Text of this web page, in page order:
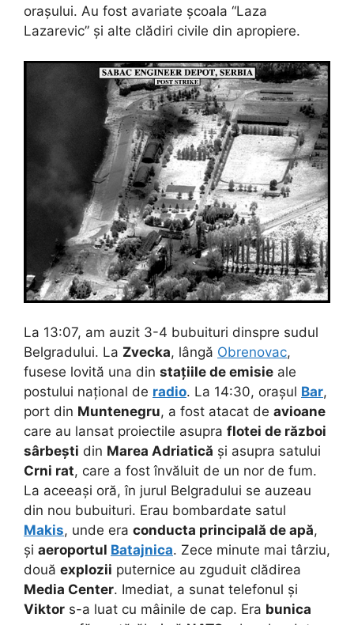
orașului. Au fost avariate școala “Laza
Lazarevic” și alte clădiri civile din apropiere.
La 13:07, am auzit 3-4 bubuituri dinspre sudul
Belgradului. La Zvecka, lângă Obrenovac,
fusese lovită una din stațiile de emisie ale
postului național de radio. La 14:30, orașul Bar,
port din Muntenegru, a fost atacat de avioane
care au lansat proiectile asupra flotei de război
sârbești din Marea Adriatică și asupra satului
Crni rat, care a fost învăluit de un nor de fum.
La aceeași oră, în jurul Belgradului se auzeau
din nou bubuituri. Erau bombardate satul
Makis, unde era conducta principală de apă,
și aeroportul Batajnica. Zece minute mai târziu,
două explozii puternice au zguduit clădirea
Media Center. Imediat, a sunat telefonul și
Viktor s-a luat cu mâinile de cap. Era bunica